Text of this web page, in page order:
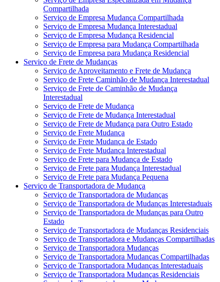
Compartilhada
Serviço de Empresa Mudança Compartilhada
Serviço de Empresa Mudança Interestadual
Serviço de Empresa Mudança Residencial
Serviço de Empresa para Mudança Compartilhada
Serviço de Empresa para Mudança Residencial
Serviço de Frete de Mudanças
Serviço de Aproveitamento e Frete de Mudança
Serviço de Frete Caminhão de Mudança Interestadual
Serviço de Frete de Caminhão de Mudança
Interestadual
Serviço de Frete de Mudança
Serviço de Frete de Mudança Interestadual
Serviço de Frete de Mudança para Outro Estado
Serviço de Frete Mudança
Serviço de Frete Mudança de Estado
Serviço de Frete Mudança Interestadual
Serviço de Frete para Mudança de Estado
Serviço de Frete para Mudança Interestadual
Serviço de Frete para Mudança Pequena
Serviço de Transportadora de Mudança
Serviço de Transportadora de Mudanças
Serviço de Transportadora de Mudanças Interestaduais
Serviço de Transportadora de Mudanças para Outro
Estado
Serviço de Transportadora de Mudanças Residenciais
Serviço de Transportadora e Mudanças Compartilhadas
Serviço de Transportadora Mudanças
Serviço de Transportadora Mudanças Compartilhadas
Serviço de Transportadora Mudanças Interestaduais
Serviço de Transportadora Mudanças Residenciais